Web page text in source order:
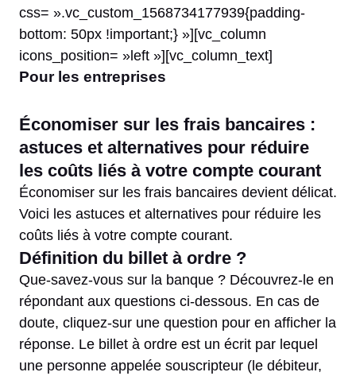
css= ».vc_custom_1568734177939{padding-
bottom: 50px !important;} »][vc_column
icons_position= »left »][vc_column_text]
Pour les entreprises
Économiser sur les frais bancaires :
astuces et alternatives pour réduire
les coûts liés à votre compte courant
Économiser sur les frais bancaires devient délicat.
Voici les astuces et alternatives pour réduire les
coûts liés à votre compte courant.
Définition du billet à ordre ?
Que-savez-vous sur la banque ? Découvrez-le en
répondant aux questions ci-dessous. En cas de
doute, cliquez-sur une question pour en afficher la
réponse. Le billet à ordre est un écrit par lequel
une personne appelée souscripteur (le débiteur,